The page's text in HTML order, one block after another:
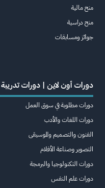
منح مالية
منح دراسية
جوائز ومسابقات
دورات أون لاين | دورات تدريبة
دورات مطلوبة في سوق العمل
دورات اللغات والأدب
الفنون والتصميم والموسيقى
التصوير وصناعة الأفلام
دورات التكنولوجيا والبرمجة
دورات علم النفس